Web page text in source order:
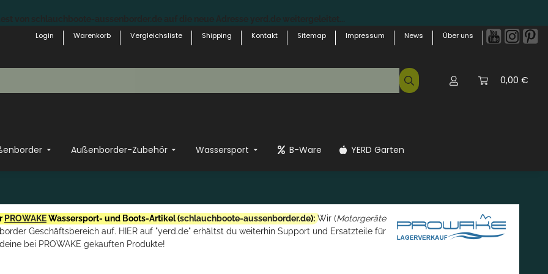
Login
Warenkorb Vergleichsliste Shipping Kontakt Sitemap Impressum News Über uns
0,00 €
Außenborder-Zubehör Wassersport B-Ware YERD Garten
PROWAKEWassersport- und Boots-Artikel (schlauchboote-aussenborder.de): Wir (Motorgeräte
Geschäftsbereich auf. HIER auf "yerd.de" erhältst du weiterhin Support und Ersatzteile für
deine bei PROWAKE gekauften Produkte!